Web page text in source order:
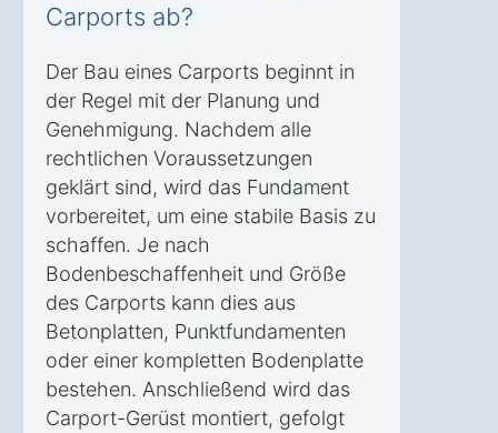
Carports ab?
Der Bau eines Carports beginnt in
der Regel mit der Planung und
Genehmigung. Nachdem alle
rechtlichen Voraussetzungen
geklärt sind, wird das Fundament
vorbereitet, um eine stabile Basis zu
schaffen. Je nach
Bodenbeschaffenheit und Größe
des Carports kann dies aus
Betonplatten, Punktfundamenten
oder einer kompletten Bodenplatte
bestehen. Anschließend wird das
Carport-Gerüst montiert, gefolgt